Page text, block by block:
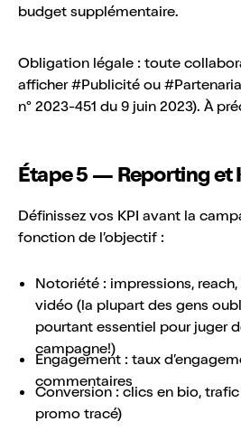
budget supplémentaire.
Obligation légale : toute
afficher #Publicité ou
n° 2023-451 du 9 juin 2023). À
Étape 5 — Reporting et
Définissez vos KPI avant la
fonction de l’objectif :
Notoriété : impressions,
vidéo (la plupart des gens
pourtant essentiel pour juger
campagne!)
Engagement : taux
commentaires
Conversion : clics en bio,
promo tracé)